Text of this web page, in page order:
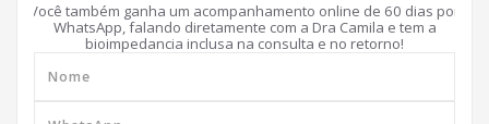
Você também ganha um acompanhamento online de 60 dias por
WhatsApp, falando diretamente com a Dra Camila e tem a
bioimpedancia inclusa na consulta e no retorno!